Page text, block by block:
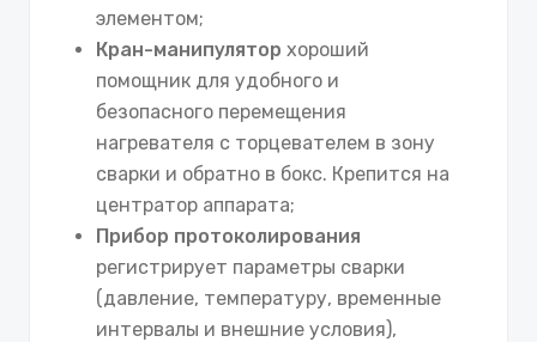
элементом;
Кран-манипулятор хороший
помощник для удобного и
безопасного перемещения
нагревателя с торцевателем в зону
сварки и обратно в бокс. Крепится на
центратор аппарата;
Прибор протоколирования
регистрирует параметры сварки
(давление, температуру, временные
интервалы и внешние условия),